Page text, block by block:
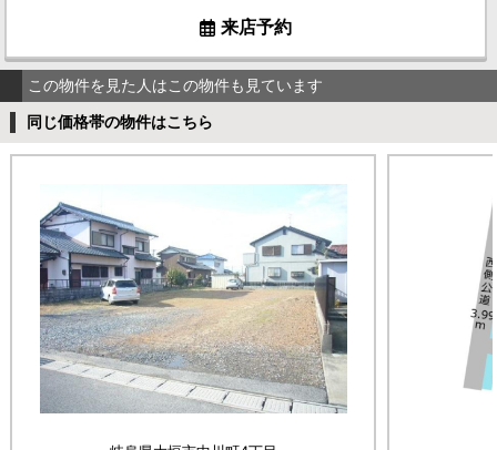
来店予約
この物件を見た人はこの物件も見ています
同じ価格帯の物件はこちら